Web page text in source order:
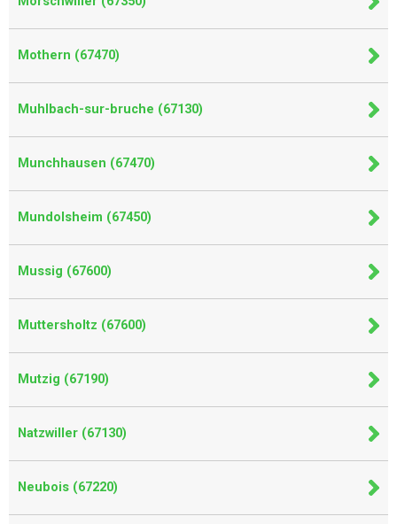
Mothern (67470)
Muhlbach-sur-bruche (67130)
Munchhausen (67470)
Mundolsheim (67450)
Mussig (67600)
Muttersholtz (67600)
Mutzig (67190)
Natzwiller (67130)
Neubois (67220)